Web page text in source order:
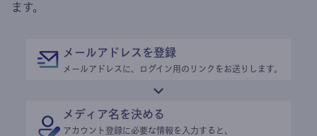
ます。
メールアドレスを登録
メールアドレスに、ログイン用のリンクをお送りします。
メディア名を決める
アカウント登録に必要な情報を入力すると、